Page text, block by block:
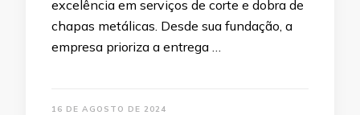
excelência em serviços de corte e dobra de
chapas metálicas. Desde sua fundação, a
empresa prioriza a entrega …
16 DE AGOSTO DE 2024